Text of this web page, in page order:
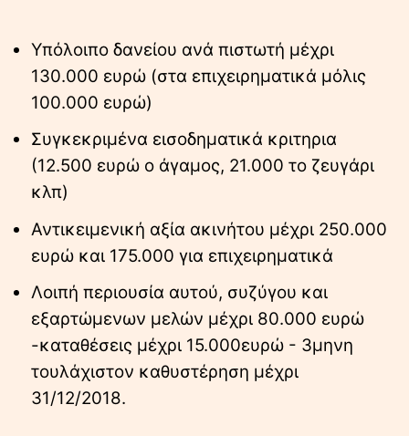
Υπόλοιπο δανείου ανά πιστωτή μέχρι
130.000 ευρώ (στα επιχειρηματικά μόλις
100.000 ευρώ)
Συγκεκριμένα εισοδηματικά κριτηρια
(12.500 ευρώ ο άγαμος, 21.000 το ζευγάρι
κλπ)
Αντικειμενική αξία ακινήτου μέχρι 250.000
ευρώ και 175.000 για επιχειρηματικά
Λοιπή περιουσία αυτού, συζύγου και
εξαρτώμενων μελών μέχρι 80.000 ευρώ
-καταθέσεις μέχρι 15.000ευρώ - 3μηνη
τουλάχιστον καθυστέρηση μέχρι
31/12/2018.